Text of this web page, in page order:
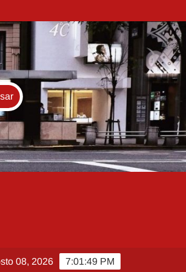
MINHAS CARTAS (BURN ALL MY LETTERS
7:01:50 PM
08, 2026